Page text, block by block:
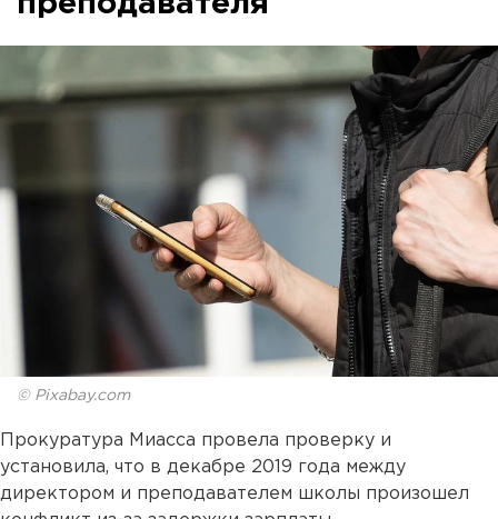
© Pixabay.com
Прокуратура Миасса провела проверку и
установила, что в декабре 2019 года между
директором и преподавателем школы произошел